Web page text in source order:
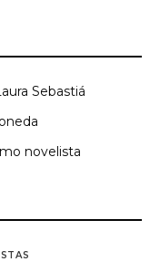
Sebastiá
novelista